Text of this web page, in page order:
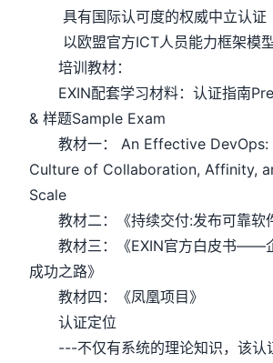
具有国际认可度的权威中立认证
以欧盟官方ICT人员能力框架模
培训教材：
EXIN配套学习材料：认证指南
& 样题Sample Exam
教材一： An Effective DevOps:
Culture of Collaboration, Affinity,
Scale
教材二：《持续交付:发布可靠软
教材三：《EXIN官方白皮书——
成功之路》
教材四：《凤凰项目》
认证定位
---不仅有系统的理论知识，该认